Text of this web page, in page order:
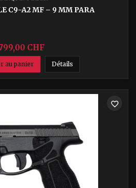
C9-A2 MF – 9 MM PARA
CHF
au panier DétailsSteyr Pistole C9-A2
favorite_border